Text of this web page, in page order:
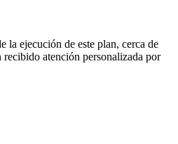
la ejecución de este plan, cerca de
atención personalizada por